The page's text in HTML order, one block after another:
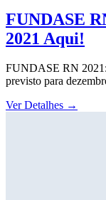
FUNDASE
2021 Aqui!
FUNDASE RN
previsto para
Ver Detalhes →